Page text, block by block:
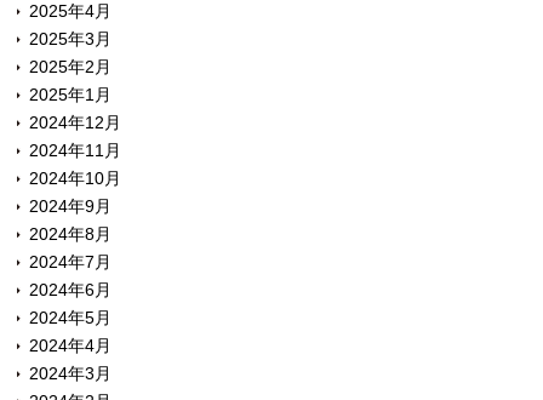
2025年4月
2025年3月
2025年2月
2025年1月
2024年12月
2024年11月
2024年10月
2024年9月
2024年8月
2024年7月
2024年6月
2024年5月
2024年4月
2024年3月